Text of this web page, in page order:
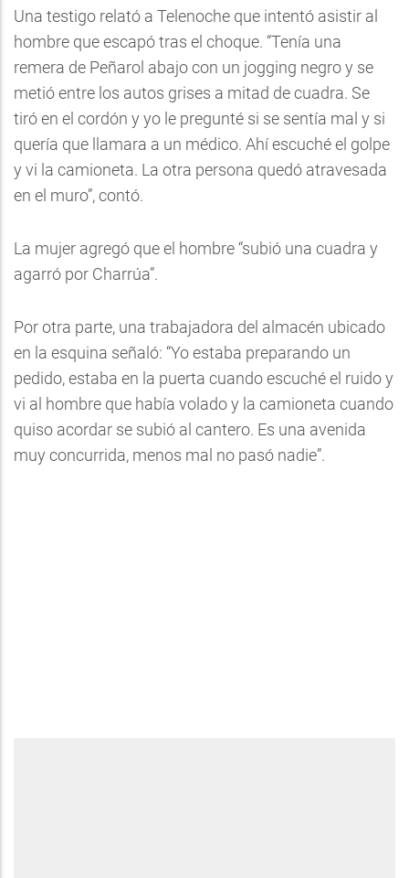
Una testigo relató a Telenoche que intentó asistir al
hombre que escapó tras el choque. “Tenía una
remera de Peñarol abajo con un jogging negro y se
metió entre los autos grises a mitad de cuadra. Se
tiró en el cordón y yo le pregunté si se sentía mal y si
quería que llamara a un médico. Ahí escuché el golpe
y vi la camioneta. La otra persona quedó atravesada
en el muro”, contó.
La mujer agregó que el hombre “subió una cuadra y
agarró por Charrúa”.
Por otra parte, una trabajadora del almacén ubicado
en la esquina señaló: “Yo estaba preparando un
pedido, estaba en la puerta cuando escuché el ruido y
vi al hombre que había volado y la camioneta cuando
quiso acordar se subió al cantero. Es una avenida
muy concurrida, menos mal no pasó nadie”.